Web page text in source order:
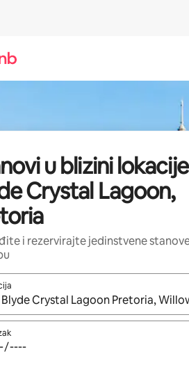
u blizini lokacije
Crystal Lagoon,
i rezervirajte jedinstvene
budu dostupni rezultati, moći ćete ih